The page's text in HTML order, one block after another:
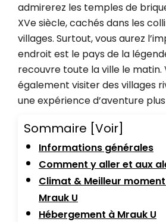
admirerez les temples de
XVe siècle, cachés dans les
villages. Surtout, vous aurez
endroit est le pays de la
recouvre toute la ville le matin.
également visiter des villages
une expérience d’aventure
Sommaire [Voir]
Informations générales
Comment y aller et aux
Climat & Meilleur
Mrauk U
Hébergement à Mrauk U